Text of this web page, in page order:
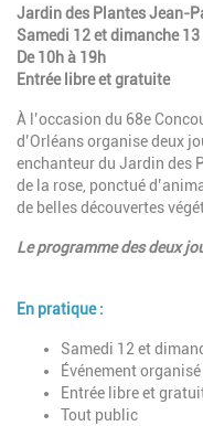
Jardin des Plantes Jean-
Samedi 12 et dimanche
De 10h à 19h
Entrée libre et gratuite
À l’occasion du 68e
d’Orléans organise deux
enchanteur du Jardin des
de la rose, ponctué
de belles découvertes
Le programme des deux
En pratique :
Samedi 12 et
Événement
Entrée libre et
Tout public